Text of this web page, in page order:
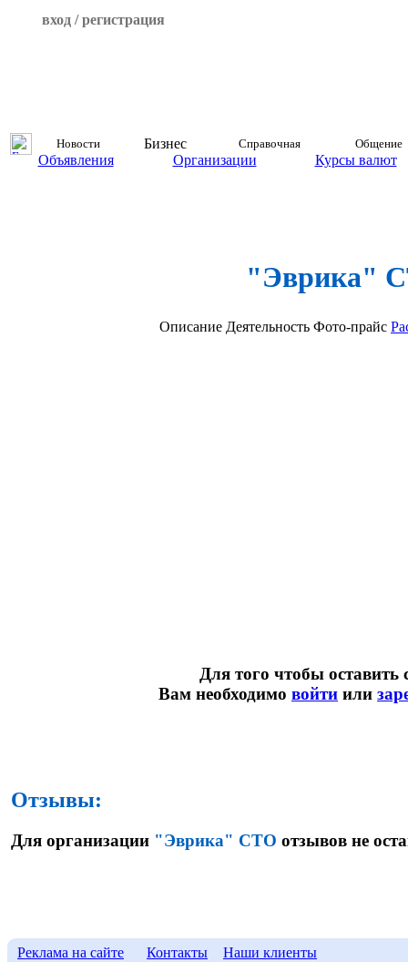
вход / регистрация
Новости Бизнес Справочная Общение
Объявления Организации Курсы валют
"Эврика"
Описание Деятельность Фото-прайс
Для того чтобы оставить
Вам необходимо войти или
Отзывы:
Для организации "Эврика" СТО отзывов не
Реклама на сайте Контакты Наши клиенты